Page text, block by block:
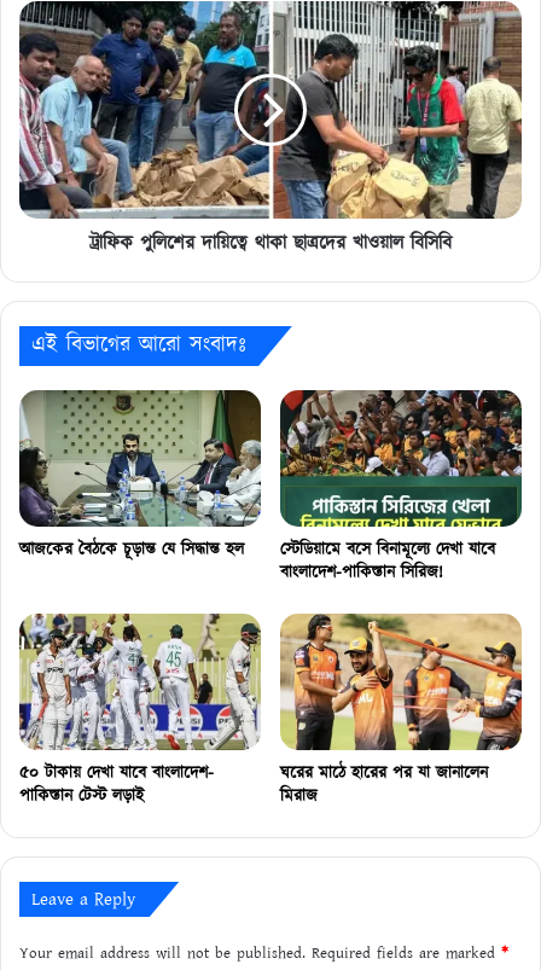
ট্রাফিক
পুলিশের
দায়িত্বে
থাকা
ছাত্রদের
খাওয়াল
বিসিবি
ট্রাফিক পুলিশের দায়িত্বে থাকা ছাত্রদের খাওয়াল বিসিবি
এই বিভাগের আরো সংবাদঃ
আজকের বৈঠকে চূড়ান্ত যে সিদ্ধান্ত হল
স্টেডিয়ামে বসে বিনামূল্যে দেখা যাবে
বাংলাদেশ-পাকিস্তান সিরিজ!
৫০ টাকায় দেখা যাবে বাংলাদেশ-
পাকিস্তান টেস্ট লড়াই
ঘরের মাঠে হারের পর যা জানালেন
মিরাজ
Leave a Reply
Your email address will not be published. Required fields are marked *